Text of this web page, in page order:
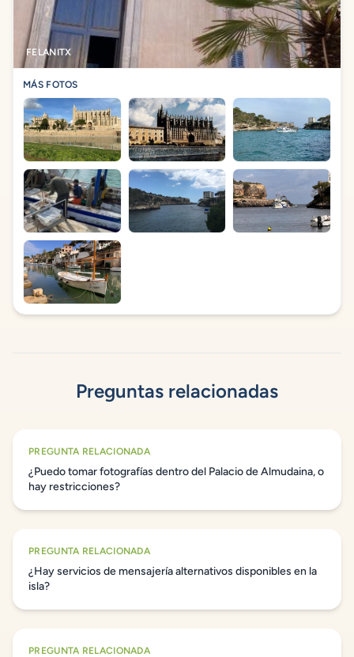
FELANITX
MÁS FOTOS
Preguntas relacionadas
PREGUNTA RELACIONADA
¿Puedo tomar fotografías dentro del Palacio de Almudaina, o
hay restricciones?
PREGUNTA RELACIONADA
¿Hay servicios de mensajería alternativos disponibles en la
isla?
PREGUNTA RELACIONADA